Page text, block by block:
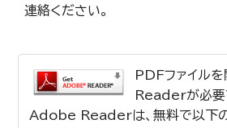
連絡ください。
PDFファイル
Readerが必要
Adobe Readerは、無料で以下の